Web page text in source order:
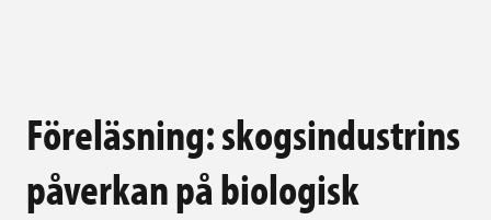
Föreläsning: skogsindustrins
påverkan på biologisk